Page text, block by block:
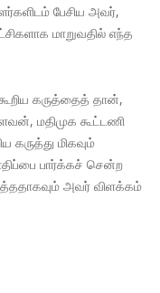
பேசிய அவர்,
மாறுவதில் எந்த
கருத்தைத் தான்,
மதிமுக கூட்டணி
கருத்து மிகவும்
பார்க்கச் சென்ற
அவர் விளக்கம்